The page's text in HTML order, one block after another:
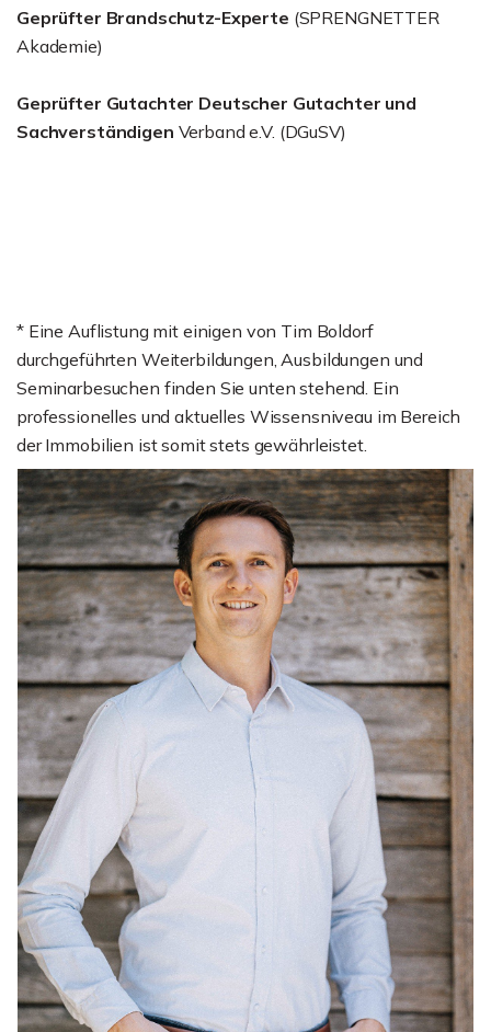
Geprüfter Brandschutz-Experte (SPRENGNETTER
Akademie)
Geprüfter Gutachter Deutscher Gutachter und
Sachverständigen Verband e.V. (DGuSV)
* Eine Auflistung mit einigen von Tim Boldorf
durchgeführten Weiterbildungen, Ausbildungen und
Seminarbesuchen finden Sie unten stehend. Ein
professionelles und aktuelles Wissensniveau im Bereich
der Immobilien ist somit stets gewährleistet.